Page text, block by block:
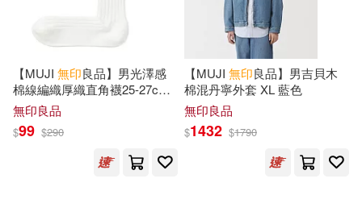
姜寧(1)
宋尚緯(1)
著(1)
台灣廣廈(1)
商周出版(1) 啟明出版(1)
喜瑪拉雅(1)
【MUJI 無印良品】男光澤感
棉線編織厚織直角襪25-27cm
柔白
無印良品
$99 $290
【MUJI 無印良品】男吉貝木
棉混丹寧外套 XL 藍色
無印良品
$1432 $1790